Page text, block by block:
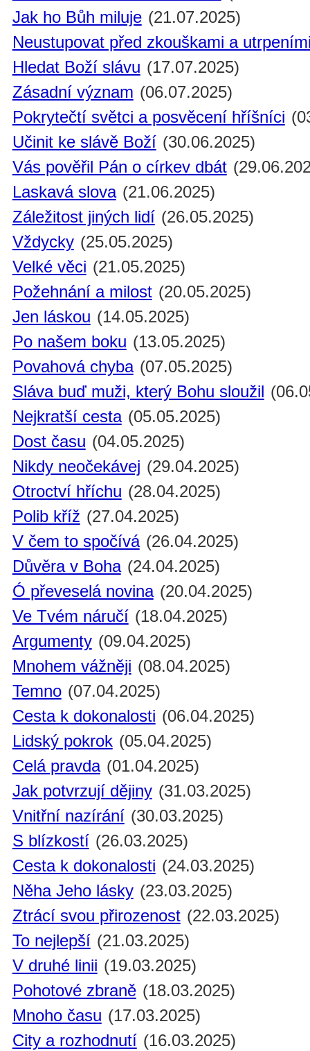
Jak ho Bůh miluje (21.07.2025)
Neustupovat před zkouškami a
Hledat Boží slávu (17.07.2025)
Zásadní význam (06.07.2025)
Pokrytečtí světci a posvěcení hříšníci
Učinit ke slávě Boží (30.06.2025)
Vás pověřil Pán o církev dbát
Laskavá slova (21.06.2025)
Záležitost jiných lidí (26.05.2025)
Vždycky (25.05.2025)
Velké věci (21.05.2025)
Požehnání a milost (20.05.2025)
Jen láskou (14.05.2025)
Po našem boku (13.05.2025)
Povahová chyba (07.05.2025)
Sláva buď muži, který Bohu sloužil
Nejkratší cesta (05.05.2025)
Dost času (04.05.2025)
Nikdy neočekávej (29.04.2025)
Otroctví hříchu (28.04.2025)
Polib kříž (27.04.2025)
V čem to spočívá (26.04.2025)
Důvěra v Boha (24.04.2025)
Ó převeselá novina (20.04.2025)
Ve Tvém náručí (18.04.2025)
Argumenty (09.04.2025)
Mnohem vážněji (08.04.2025)
Temno (07.04.2025)
Cesta k dokonalosti (06.04.2025)
Lidský pokrok (05.04.2025)
Celá pravda (01.04.2025)
Jak potvrzují dějiny (31.03.2025)
Vnitřní nazírání (30.03.2025)
S blízkostí (26.03.2025)
Cesta k dokonalosti (24.03.2025)
Něha Jeho lásky (23.03.2025)
Ztrácí svou přirozenost (22.03.2025)
To nejlepší (21.03.2025)
V druhé linii (19.03.2025)
Pohotové zbraně (18.03.2025)
Mnoho času (17.03.2025)
City a rozhodnutí (16.03.2025)